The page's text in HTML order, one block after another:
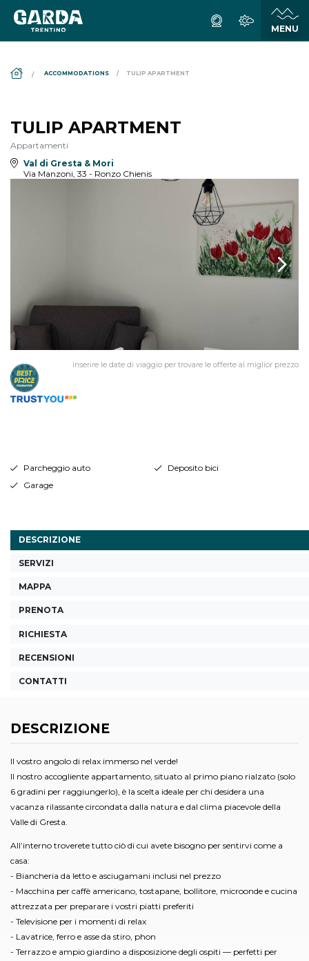
ACCOMMODATIONS TULIP APARTMENT
TULIP APARTMENT
Appartamenti
Val di Gresta & Mori
Via Manzoni, 33 - Ronzo Chienis
inserire le date di viaggio per trovare le offerte al miglior prezzo
Parcheggio auto
Deposito bici
Garage
DESCRIZIONE
SERVIZI
MAPPA
PRENOTA
RICHIESTA
RECENSIONI
CONTATTI
DESCRIZIONE
Il vostro angolo di relax immerso nel verde!
Il nostro accogliente appartamento, situato al primo piano rialzato (solo
6 gradini per raggiungerlo), è la scelta ideale per chi desidera una
vacanza rilassante circondata dalla natura e dal clima piacevole della
Valle di Gresta.
All’interno troverete tutto ciò di cui avete bisogno per sentirvi come a
casa:
- Biancheria da letto e asciugamani inclusi nel prezzo
- Macchina per caffè americano, tostapane, bollitore, microonde e cucina
attrezzata per preparare i vostri piatti preferiti
- Televisione per i momenti di relax
- Lavatrice, ferro e asse da stiro, phon
- Terrazzo e ampio giardino a disposizione degli ospiti — perfetti per